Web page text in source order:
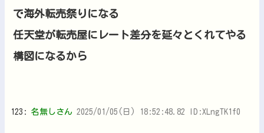
で海外転売祭りになる
任天堂が転売屋にレート差分を延々とくれてやる
構図になるから
123: 名無しさん 2025/01/05(日) 18:52:48.82 ID:XLngTK1f0